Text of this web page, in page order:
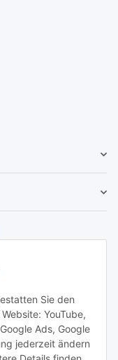
Sie den
YouTube,
Ads, Google
jederzeit ändern